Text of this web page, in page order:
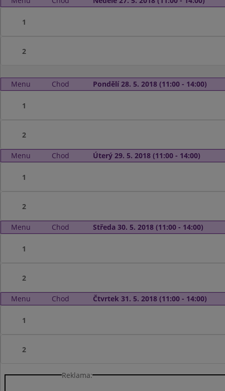
1
2
Menu Chod Pondělí 28. 5. 2018 (11:00 - 14:00)
1
2
Menu Chod Úterý 29. 5. 2018 (11:00 - 14:00)
1
2
Menu Chod Středa 30. 5. 2018 (11:00 - 14:00)
1
2
Menu Chod Čtvrtek 31. 5. 2018 (11:00 - 14:00)
1
2
Reklama: